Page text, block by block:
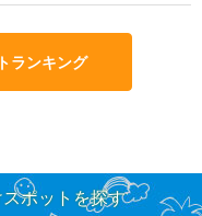
ランキング
ポットを探す